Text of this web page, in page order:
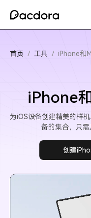
首页 / 工具 / iPhone和
iPhone
为iOS设备创建精美的样
备的集合，只需
创建